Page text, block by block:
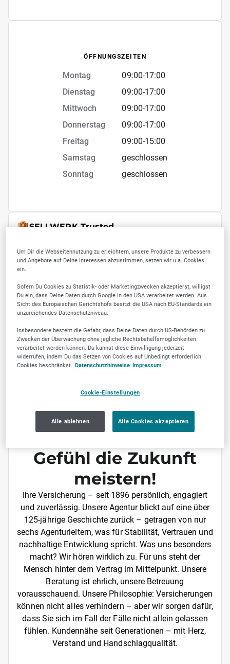
ÖFFNUNGSZEITEN
Montag 09:00-17:00
Dienstag
09:00-17:00
Mittwoch
09:00-17:00
Donnerstag
09:00-17:00
Freitag
09:00-15:00
Samstag
geschlossen
Sonntag
geschlossen
SELLWERK Trusted
3
Jetzt empfehlen
Mit einem guten
Gefühl die Zukunft
meistern!
Ihre Versicherung – seit 1896 persönlich, engagiert
und zuverlässig. Unsere Agentur blickt auf eine über
125-jährige Geschichte zurück – getragen von nur
sechs Agenturleitern, was für Stabilität, Vertrauen und
nachhaltige Entwicklung spricht. Was uns besonders
macht? Wir hören wirklich zu. Für uns steht der
Mensch hinter dem Vertrag im Mittelpunkt. Unsere
Beratung ist ehrlich, unsere Betreuung
vorausschauend. Unsere Philosophie: Versicherungen
können nicht alles verhindern – aber wir sorgen dafür,
dass Sie sich im Fall der Fälle nicht allein gelassen
fühlen. Kundennähe seit Generationen – mit Herz,
Verstand und Handschlagqualität.
Um Dir die Webseitennutzung zu erleichtern, unsere Produkte zu verbessern
und Angebote auf Deine Interessen abzustimmen, setzen wir u.a. Cookies
ein.
Sofern Du Cookies zu Statistik- oder Marketingzwecken akzeptierst, willigst
Du ein, dass Deine Daten durch Google in den USA verarbeitet werden. Aus
Sicht des Europäischen Gerichtshofs besitzt die USA nach EU-Standards ein
unzureichendes Datenschutzniveau.
Insbesondere besteht die Gefahr, dass Deine Daten durch US-Behörden zu
Zwecken der Überwachung ohne jegliche Rechtsbehelfsmöglichkeiten
verarbeitet werden können. Du kannst diese Einwilligung jederzeit
widerrufen, indem Du das Setzen von Cookies auf Unbedingt erforderlich
Cookies beschränkst. Datenschutzhinweise Impressum
Cookie-Einstellungen
Alle ablehnen Alle Cookies akzeptieren